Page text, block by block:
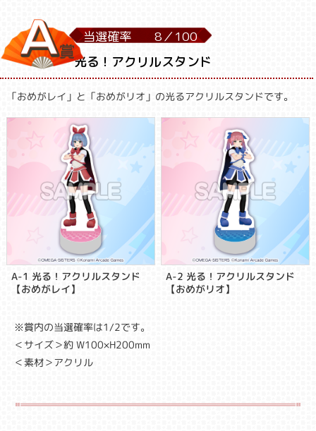
当選確率 8／100
光る！アクリルスタンド
「おめがレイ」と「おめがリオ」の光るアクリルスタンドです。
A-1 光る！アクリルスタンド
【おめがレイ】
A-2 光る！アクリルスタンド
【おめがリオ】
※賞内の当選確率は1/2です。
＜サイズ＞約 W100×H200mm
＜素材＞アクリル